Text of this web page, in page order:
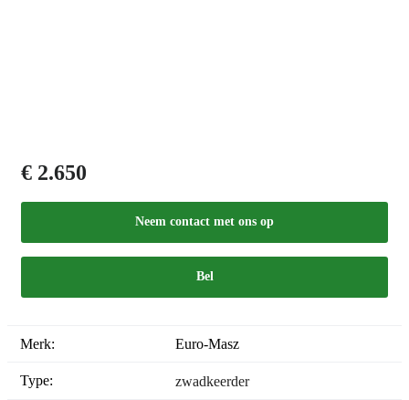
€ 2.650
Neem contact met ons op
Bel
Merk: Euro-Masz
Type: zwadkeerder